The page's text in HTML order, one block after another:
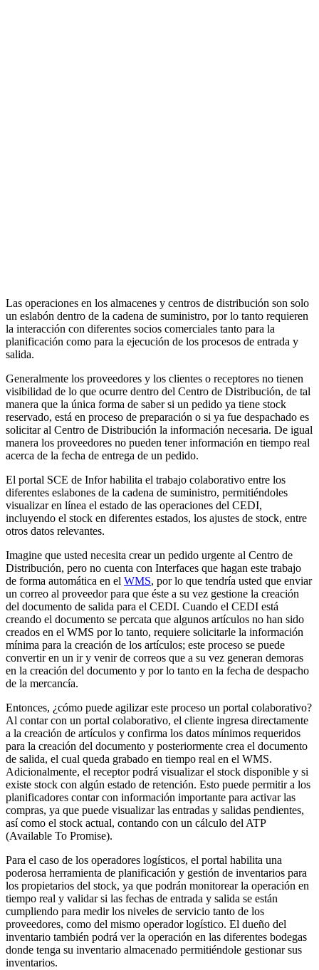
Las operaciones en los almacenes y centros de distribución son solo
un eslabón dentro de la cadena de suministro, por lo tanto requieren
la interacción con diferentes socios comerciales tanto para la
planificación como para la ejecución de los procesos de entrada y
salida.
Generalmente los proveedores y los clientes o receptores no tienen
visibilidad de lo que ocurre dentro del Centro de Distribución, de tal
manera que la única forma de saber si un pedido ya tiene stock
reservado, está en proceso de preparación o si ya fue despachado es
solicitar al Centro de Distribución la información necesaria. De igual
manera los proveedores no pueden tener información en tiempo real
acerca de la fecha de entrega de un pedido.
El portal SCE de Infor habilita el trabajo colaborativo entre los
diferentes eslabones de la cadena de suministro, permitiéndoles
visualizar en línea el estado de las operaciones del CEDI,
incluyendo el stock en diferentes estados, los ajustes de stock, entre
otros datos relevantes.
Imagine que usted necesita crear un pedido urgente al Centro de
Distribución, pero no cuenta con Interfaces que hagan este trabajo
de forma automática en el WMS, por lo que tendría usted que enviar
un correo al proveedor para que éste a su vez gestione la creación
del documento de salida para el CEDI. Cuando el CEDI está
creando el documento se percata que algunos artículos no han sido
creados en el WMS por lo tanto, requiere solicitarle la información
mínima para la creación de los artículos; este proceso se puede
convertir en un ir y venir de correos que a su vez generan demoras
en la creación del documento y por lo tanto en la fecha de despacho
de la mercancía.
Entonces, ¿cómo puede agilizar este proceso un portal colaborativo?
Al contar con un portal colaborativo, el cliente ingresa directamente
a la creación de artículos y confirma los datos mínimos requeridos
para la creación del documento y posteriormente crea el documento
de salida, el cual queda grabado en tiempo real en el WMS.
Adicionalmente, el receptor podrá visualizar el stock disponible y si
existe stock con algún estado de retención. Esto puede permitir a los
planificadores contar con información importante para activar las
compras, ya que puede visualizar las entradas y salidas pendientes,
así como el stock actual, contando con un cálculo del ATP
(Available To Promise).
Para el caso de los operadores logísticos, el portal habilita una
poderosa herramienta de planificación y gestión de inventarios para
los propietarios del stock, ya que podrán monitorear la operación en
tiempo real y validar si las fechas de entrada y salida se están
cumpliendo para medir los niveles de servicio tanto de los
proveedores, como del mismo operador logístico. El dueño del
inventario también podrá ver la operación en las diferentes bodegas
donde tenga su inventario almacenado permitiéndole gestionar sus
inventarios.